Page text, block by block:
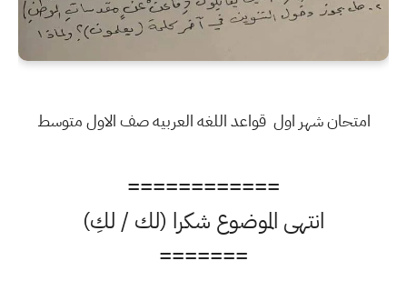
امتحان شهر اول قواعد اللغه العربيه صف الاول متوسط
============
انتهى الموضوع شكرا (لك / لكِ)
=======